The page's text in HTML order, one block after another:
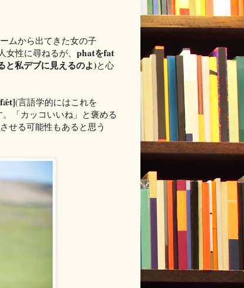
ムから出てきた女の子
女性に尋ねるが、 phatをfat
私デブに見えるのよ)と心
(言語学的にはこれを
「カッコいいね」と褒める
せる可能性もあると思う